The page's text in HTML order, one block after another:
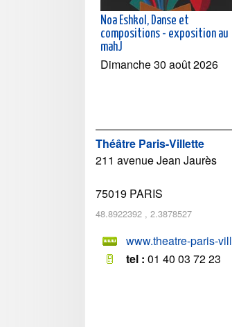
Noa Eshkol, Danse et
compositions - exposition au
mahJ
Dimanche 30 août 2026
Théâtre Paris-Villette
211 avenue Jean Jaurès
75019 PARIS
48.8922392 , 2.3878527
www.theatre-paris-
tel : 01 40 03 72 23